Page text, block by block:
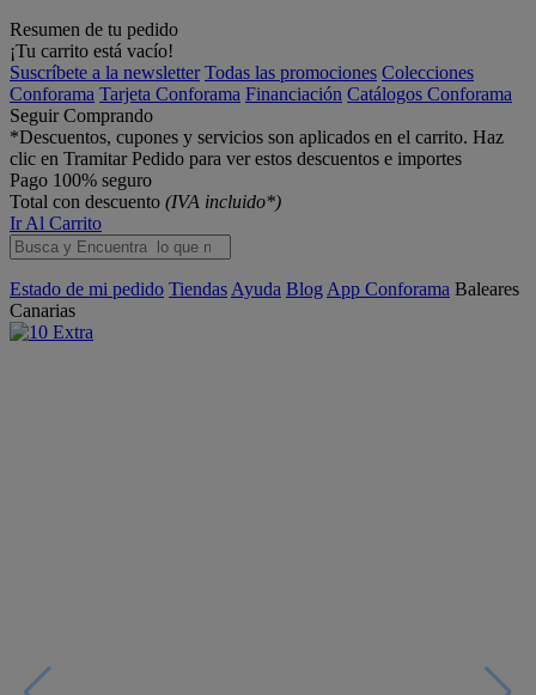
Resumen de tu pedido
¡Tu carrito está vacío!
Suscríbete a la newsletter Todas las promociones Colecciones
Conforama Tarjeta Conforama Financiación Catálogos Conforama
Seguir Comprando
*Descuentos, cupones y servicios son aplicados en el carrito. Haz
clic en Tramitar Pedido para ver estos descuentos e importes
Pago 100% seguro
Total con descuento (IVA incluido*)
Ir Al Carrito
Estado de mi pedido Tiendas Ayuda Blog App Conforama Baleares
Canarias